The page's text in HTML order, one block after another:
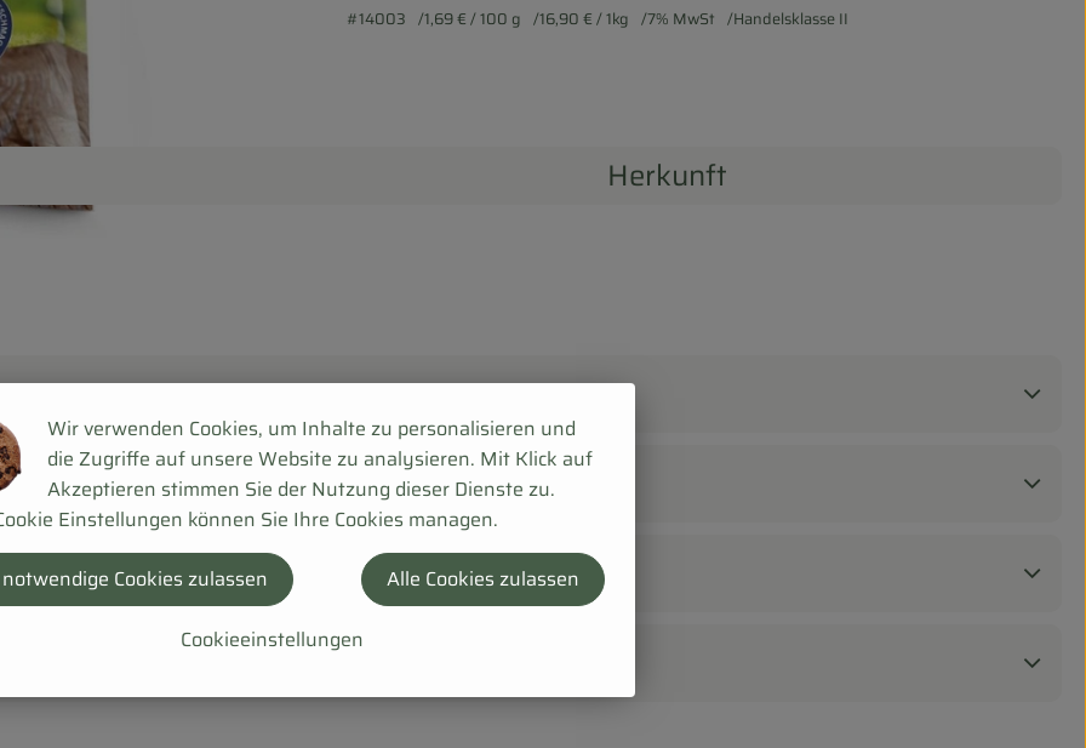
#14003 1,69 €/ 100 g 16,90 €/ 1kg 7% MwSt Handelsklasse II
Herkunft
Wir verwenden Cookies, um Inhalte zu personalisieren und
die Zugriffe auf unsere Website zu analysieren. Mit Klick auf
Akzeptieren stimmen Sie der Nutzung dieser Dienste zu.
Einstellungen können Sie Ihre Cookies managen.
Cookieeinstellungen
Cookies zulassen Alle Cookies zulassen